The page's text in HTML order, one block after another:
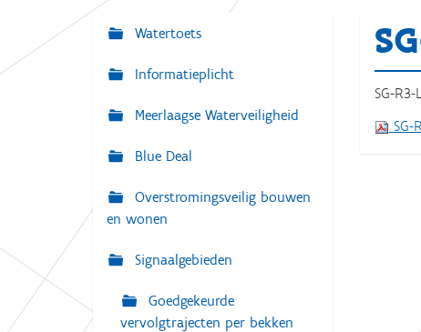
e
SG-
N
a
i
g
t
i
e
Watertoets
Informatieplicht
Meerlaagse Waterveiligheid
Blue Deal
Overstromingsveilig bouwen
en wonen
Signaalgebieden
Goedgekeurde
vervolgtrajecten per bekken